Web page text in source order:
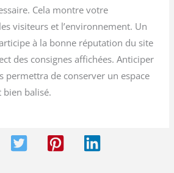
Cela montre votre
visiteurs et l’environnement. Un
à la bonne réputation du site
des consignes affichées. Anticiper
permettra de conserver un espace
bien balisé.